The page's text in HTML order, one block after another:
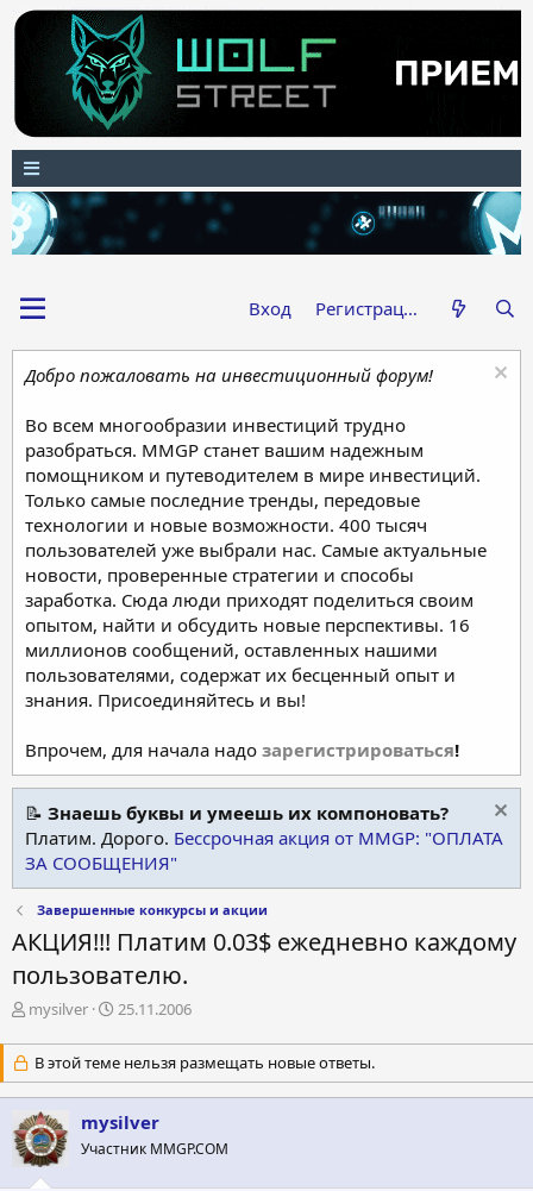
Вход Регистрация
Добро пожаловать на инвестиционный форум!
Во всем многообразии инвестиций трудно
разобраться. MMGP станет вашим надежным
помощником и путеводителем в мире инвестиций.
Только самые последние тренды, передовые
технологии и новые возможности. 400 тысяч
пользователей уже выбрали нас. Самые актуальные
новости, проверенные стратегии и способы
заработка. Сюда люди приходят поделиться своим
опытом, найти и обсудить новые перспективы. 16
миллионов сообщений, оставленных нашими
пользователями, содержат их бесценный опыт и
знания. Присоединяйтесь и вы!
Впрочем, для начала надо зарегистрироваться!
📝 Знаешь буквы и умеешь их компоновать?
Платим. Дорого. Бессрочная акция от MMGP: "ОПЛАТА
ЗА СООБЩЕНИЯ"
Завершенные конкурсы и акции
АКЦИЯ!!! Платим 0.03$ ежедневно каждому
пользователю.
А
т
о
р
т
е
м
ы
mysilver
Д
т
а
н
а
ч
а
25.11.2006
В этой теме нельзя размещать новые ответы.
mysilver
Участник MMGP.COM